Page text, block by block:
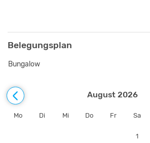
Belegungsplan
Bungalow
August 2026
Mo Di Mi Do Fr Sa
1